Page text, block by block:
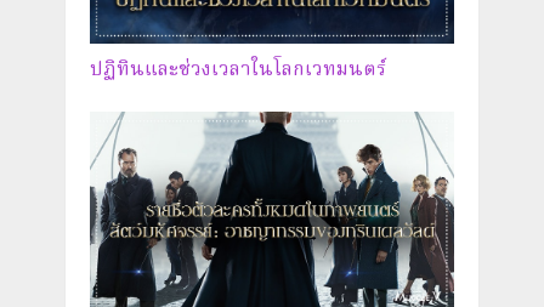
ปฏิทินและช่วงเวลาในโลกเวทมนตร์